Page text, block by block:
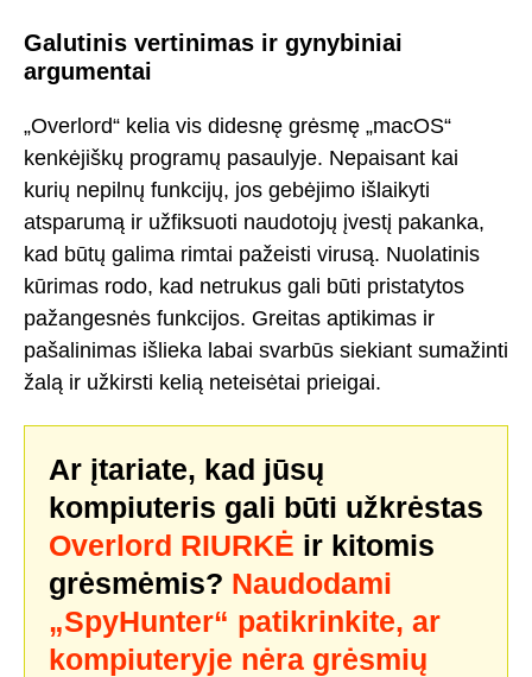
Galutinis vertinimas ir gynybiniai
argumentai
„Overlord“ kelia vis didesnę grėsmę „macOS“
kenkėjiškų programų pasaulyje. Nepaisant kai
kurių nepilnų funkcijų, jos gebėjimo išlaikyti
atsparumą ir užfiksuoti naudotojų įvestį pakanka,
kad būtų galima rimtai pažeisti virusą. Nuolatinis
kūrimas rodo, kad netrukus gali būti pristatytos
pažangesnės funkcijos. Greitas aptikimas ir
pašalinimas išlieka labai svarbūs siekiant sumažinti
žalą ir užkirsti kelią neteisėtai prieigai.
Ar įtariate, kad jūsų
kompiuteris gali būti užkrėstas
Overlord RIURKĖ ir kitomis
grėsmėmis? Naudodami
„SpyHunter“ patikrinkite, ar
kompiuteryje nėra grėsmių